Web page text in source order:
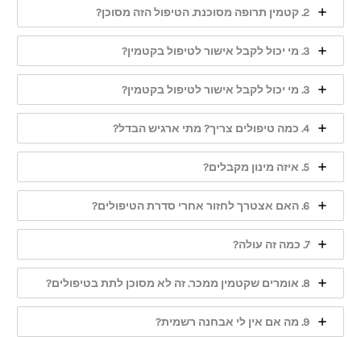
2. קטמין תרופה מסוכנת. הטיפול הזה מסוכן?
3. מי יכול לקבל אישור לטיפול בקטמין?
3. מי יכול לקבל אישור לטיפול בקטמין?
4. כמה טיפולים צריך? מתי ארגיש הבדל?
5. איזה מינון מקבלים?
6. האם אצטרך לחזור אחרי סדרת הטיפולים?
7. כמה זה עולה?
8. אומרים שקטמין ממכר. זה לא מסוכן לתת בטיפולים?
9. מה אם אין לי אבחנה רשמית?